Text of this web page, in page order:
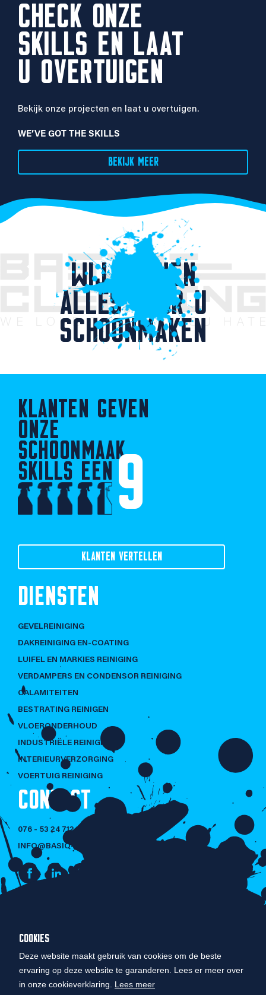
COOKIES
Deze website maakt gebruik van cookies om de beste
ervaring op deze website te garanderen. Lees er meer over
in onze cookieverklaring. Lees meer
CHECK ONZE
SKILLS EN LAAT
U OVERTUIGEN
Bekijk onze projecten en laat u overtuigen.
WE’VE GOT THE SKILLS
BEKIJK MEER
WIJ KUNNEN
ALLES VOOR U
SCHOONMAKEN
KLANTEN GEVEN
ONZE
SCHOONMAAK
SKILLS EEN 9
KLANTEN VERTELLEN
DIENSTEN
GEVELREINIGING
DAKREINIGING EN-COATING
LUIFEL EN MARKIES REINIGING
VERDAMPERS EN CONDENSOR REINIGING
CALAMITEITEN
BESTRATING REINIGEN
VLOERONDERHOUD
INDUSTRIËLE REINIGING
INTERIEURVERZORGING
VOERTUIG REINIGING
CONTACT
076 - 53 24 712
INFO@BASIQ-CLEANING.NL
MAAR POETSEN!